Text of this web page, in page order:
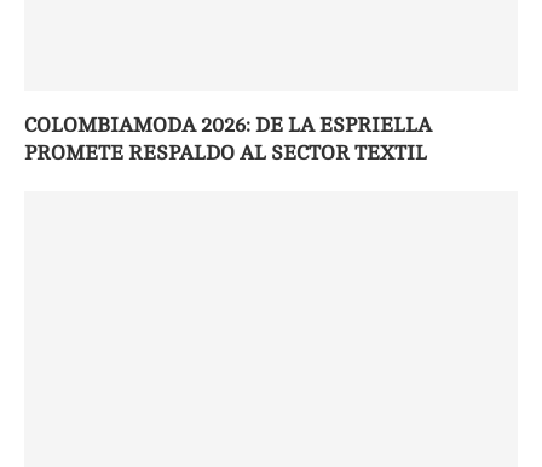
COLOMBIAMODA 2026: DE LA ESPRIELLA
PROMETE RESPALDO AL SECTOR TEXTIL